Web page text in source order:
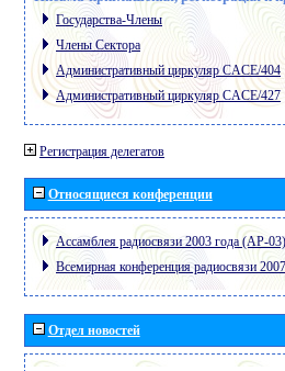
Государства-Члены
Члены Сектора
Административный циркуляр CACE/404
Административный циркуляр CACE/427
Регистрация делегатов
Относящиеся конференции
Ассамблея радиосвязи 2003 года (АР-03)
Всемирная конференция радиосвязи
Отдел новостей